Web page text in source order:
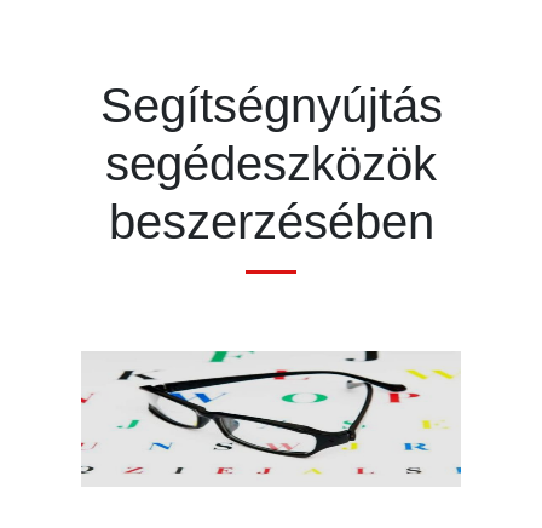
Segítségnyújtás
segédeszközök
beszerzésében